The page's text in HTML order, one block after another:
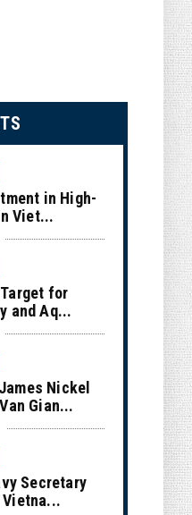
in High-
Viet...
for
and Aq...
Nickel
Gian...
Secretary
Vietna...